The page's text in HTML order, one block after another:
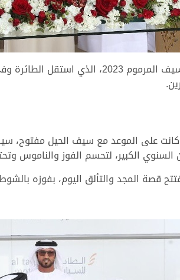
ونبدأ من مسك الختام، حيث أقوى الرموز
الكبير، لتحسم الفوز والناموس وتحتفل
المجد والتألق اليوم، بفوزه